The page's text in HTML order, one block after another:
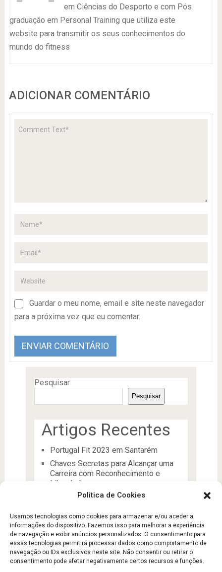
Politica de Cookies
Usamos tecnologias como cookies para armazenar e/ou aceder a
informações do dispositivo. Fazemos isso para melhorar a experiência
de navegação e exibir anúncios personalizados. O consentimento para
essas tecnologias permitirá processar dados como comportamento de
navegação ou IDs exclusivos neste site. Não consentir ou retirar o
consentimento pode afetar negativamente certos recursos e funções.
em Ciências do Desporto e com Pós
graduação em Personal Training que utiliza este
website para transmitir os seus conhecimentos do
mundo do fitness
ADICIONAR COMENTÁRIO
Guardar o meu nome, email e site neste navegador
para a próxima vez que eu comentar.
Pesquisar
Pesquisar
Artigos Recentes
Portugal Fit 2023 em Santarém
Chaves Secretas para Alcançar uma
Carreira com Reconhecimento e
Liberdade
manutenção da condição física
Aptidão Física e Saúde